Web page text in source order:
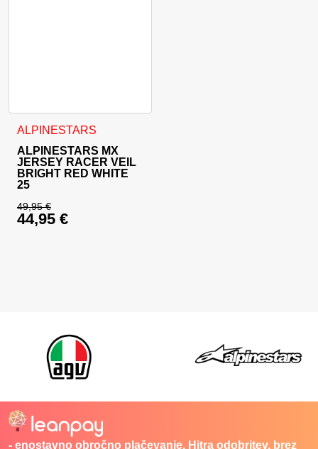
ALPINESTARS
ALPINESTARS MX
JERSEY RACER VEIL
BRIGHT RED WHITE
25
49,95€
Izvirna cena je bila: 49,95 €.
44,95 €
Ta izdelek ima več različic. Možnosti lahko izberete na
- enostavno obročno plačevanje. Hitra odobritev, brez